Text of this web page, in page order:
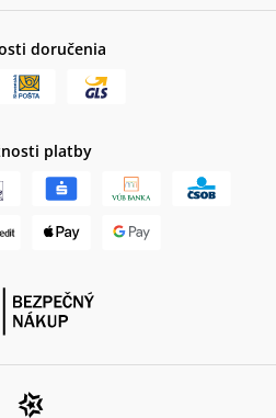
doručenia
platby